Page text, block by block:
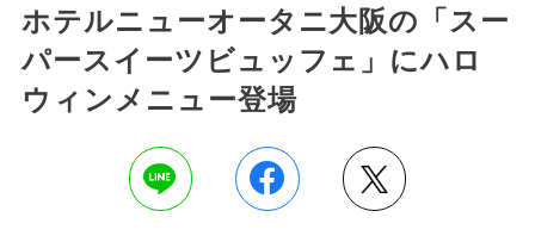
ホテルニューオータニ大阪の「スー
パースイーツビュッフェ」にハロ
ウィンメニュー登場